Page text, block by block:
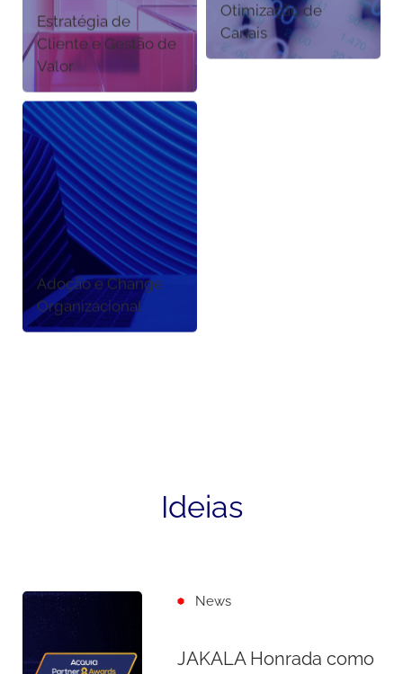
Estratégia de
Cliente e Gestão de
Valor
Otimização de
Canais
Adoção e Change
Organizacional
Ideias
News
JAKALA Honrada como